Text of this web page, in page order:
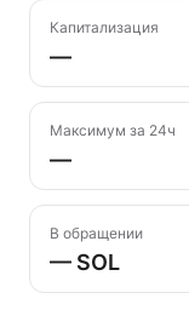
Капитализация
—
Максимум за 24ч
—
В обращении
— SOL